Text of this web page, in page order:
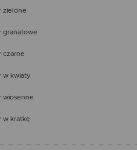
zielone
granatowe
czarne
w kwiaty
wiosenne
w kratkę